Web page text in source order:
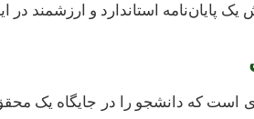
پایان‌نامه استاندارد و ارزشمند در
است که دانشجو را در جایگاه یک